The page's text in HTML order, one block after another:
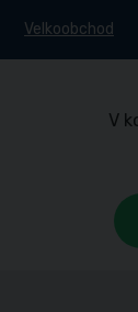
Velkoobchod
V